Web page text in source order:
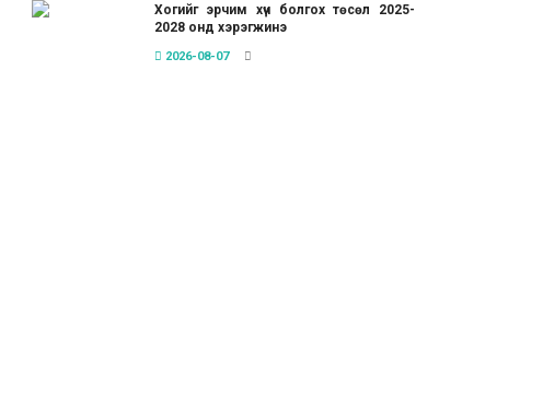
Хогийг эрчим хүч болгох төсөл 2025-
2028 онд хэрэгжинэ
2026-08-07